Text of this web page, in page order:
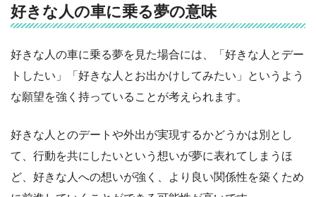
好きな人の車に乗る夢の意味
好きな人の車に乗る夢を見た場合には、「好きな人とデー
トしたい」「好きな人とお出かけしてみたい」というよう
な願望を強く持っていることが考えられます。
好きな人とのデートや外出が実現するかどうかは別とし
て、行動を共にしたいという想いが夢に表れてしまうほ
ど、好きな人への想いが強く、より良い関係性を築くため